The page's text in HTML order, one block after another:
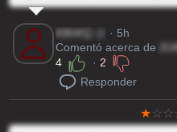
K8hKQ
· 5h
Comentó acerca de
4
· 2
Responder